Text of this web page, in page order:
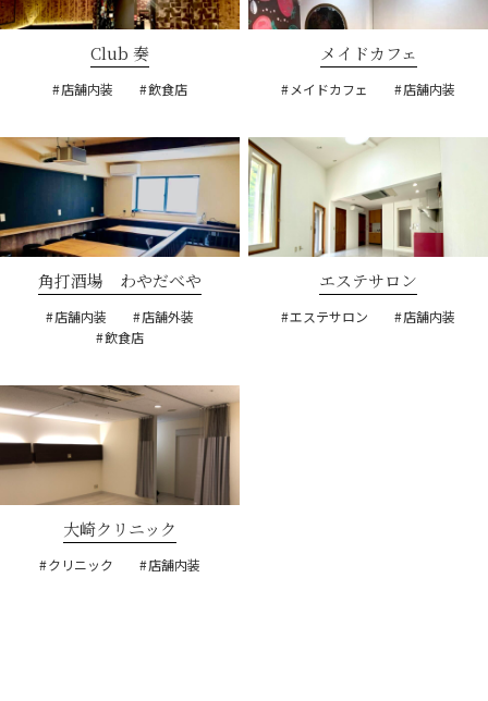
Club 奏
店舗内装 飲食店
メイドカフェ
メイドカフェ 店舗内装
角打酒場 わやだべや
店舗内装
店舗外装
飲食店
エステサロン
エステサロン 店舗内装
大崎クリニック
クリニック 店舗内装